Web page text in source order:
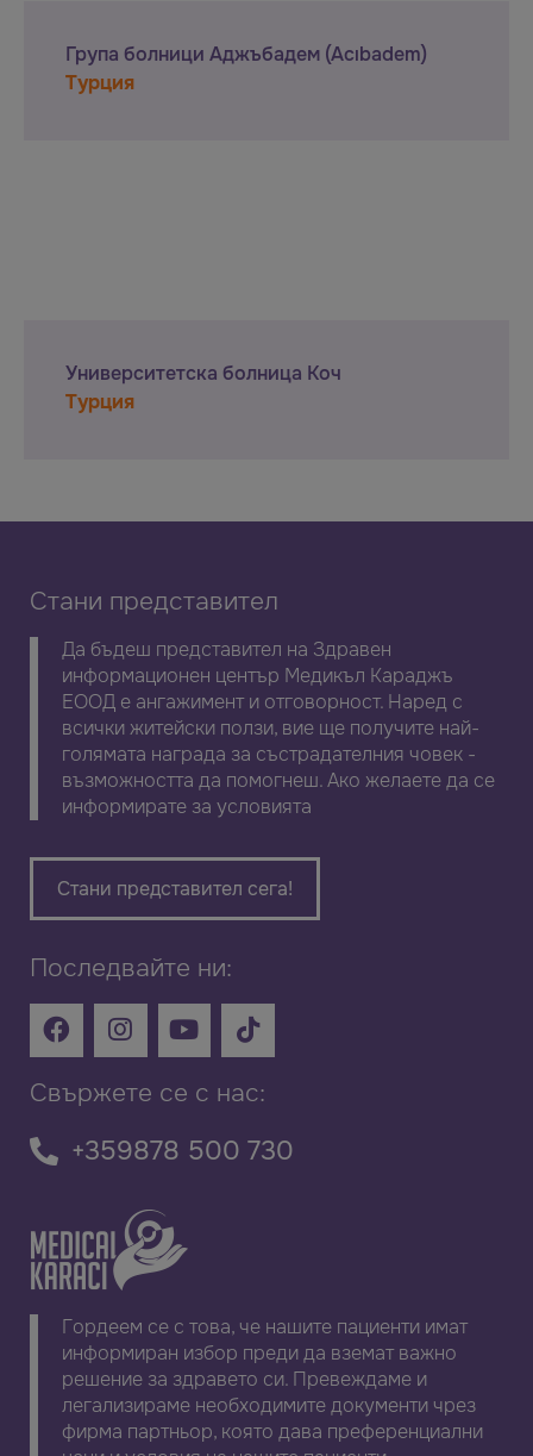
Група болници Аджъбадем (Acıbadem)
Турция
Университетска болница Коч
Турция
Стани представител
Да бъдеш представител на Здравен
информационен център Медикъл Караджъ
ЕООД е ангажимент и отговорност. Наред с
всички житейски ползи, вие ще получите най-
голямата награда за състрадателния човек -
възможността да помогнеш. Ако желаете да се
информирате за условията
Стани представител сега!
Последвайте ни:
Свържете се с нас:
+359878 500 730
Гордеем се с това, че нашите пациенти имат
информиран избор преди да вземат важно
решение за здравето си. Превеждаме и
легализираме необходимите документи чрез
фирма партньор, която дава преференциални